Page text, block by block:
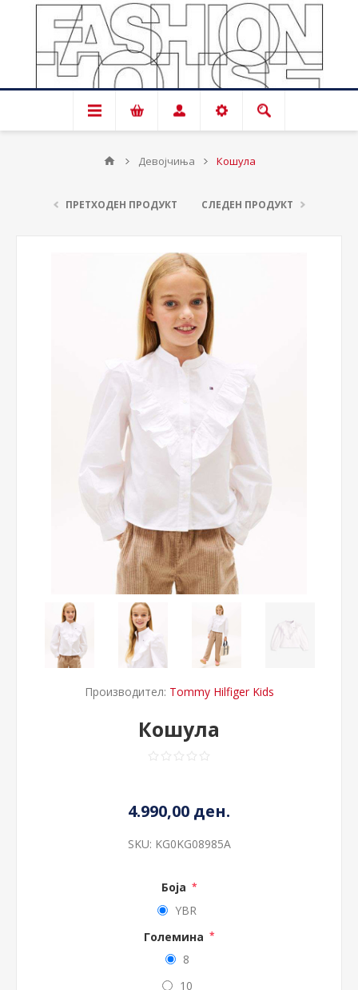
Девојчиња Кошула
ПРЕТХОДЕН ПРОДУКТ СЛЕДЕН ПРОДУКТ
Производител: Tommy Hilfiger Kids
Кошула
4.990,00 ден.
SKU: KG0KG08985A
Боја *
YBR
Големина *
8
10